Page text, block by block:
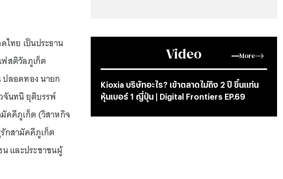
Video More
Kioxia บริษัทอะไร? เข้าตลาดไม่ถึง 2 ปี ขึ้นแท่น
หุ้นเบอร์ 1 ญี่ปุ่น | Digital Frontiers EP.69
ทย เป็นประธาน
ฟสติวัลภูเก็ต
ปลอดทอง นายก
จันทนี ยุติบรรพ์
คคีภูเก็ต (วิสาหกิจ
กสามัคคีภูเก็ต
และประชาชนผู้